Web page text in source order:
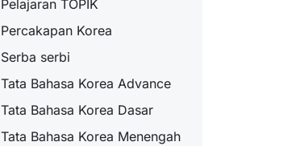
Pelajaran TOPIK
Percakapan Korea
Serba serbi
Tata Bahasa Korea Advance
Tata Bahasa Korea Dasar
Tata Bahasa Korea Menengah